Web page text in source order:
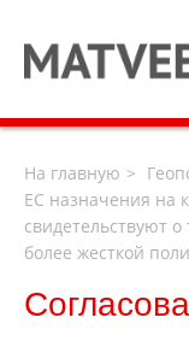
На главную
ЕС назначения на
свидетельствуют
более жесткой